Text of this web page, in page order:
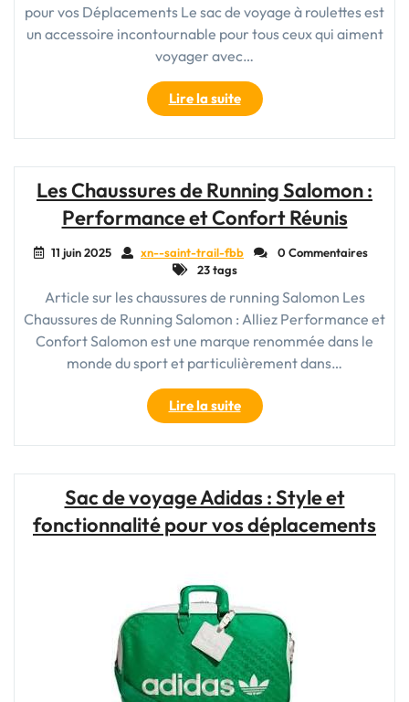
pour vos Déplacements Le sac de voyage à roulettes est
un accessoire incontournable pour tous ceux qui aiment
voyager avec…
Lire la suite"Le
Sac
de
Roulettes
Eastpak
Pratique
Stylé
pour
vos
Déplacements"
Les Chaussures de Running Salomon :
Performance et Confort Réunis
11 juin 2025 xn--saint-trail-fbb
0 Commentaires
23 tags
Article sur les chaussures de running Salomon Les
Chaussures de Running Salomon : Alliez Performance et
Confort Salomon est une marque renommée dans le
monde du sport et particulièrement dans…
Lire la suite"Les
Chaussures
de
:
Performance
Sac de voyage Adidas : Style et
fonctionnalité pour vos déplacements